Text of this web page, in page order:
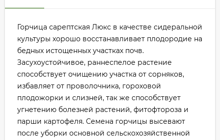
Горчица сарептская Люкс в качестве сидеральной
культуры хорошо восстанавливает плодородие на
бедных истощенных участках почв.
Засухоустойчивое, раннеспелое растение
способствует очищению участка от сорняков,
избавляет от проволочника, гороховой
плодожорки и слизней, так же способствует
угнетению болезней растений, фитофтороза и
парши картофеля. Семена горчицы высевают
после уборки основной сельскохозяйственной